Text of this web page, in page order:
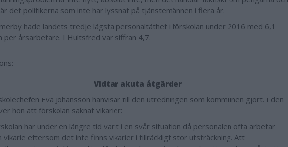
det politikerna som inte har lyssnat på tjänstemännen i flera år.
hade landets tredje lägsta personaltäthet i förskolan under 2016 med 6,1
per årsarbetare. I Hultsfred var siffran 4,7.
Vidtar akuta åtgärder
Eva Johansson hänvisar till den utredningen som kommunen gjort. I den
hon att förskolan saknat vikarier:
har under en längre tid varit i en svår situation då personalen ofta arbetar
vikarie eftersom det inte finns vikarier i tillräckligt stor utsträckning. Att